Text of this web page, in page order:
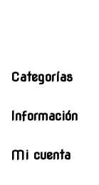
Categorías
Información
Mi cuenta